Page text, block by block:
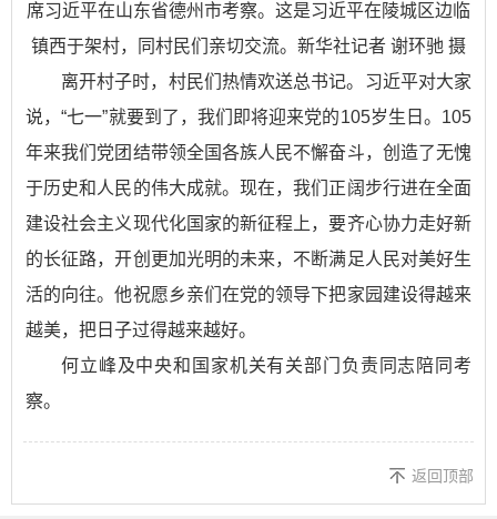
席习近平在山东省德州市考察。这是习近平在陵城区边临
镇西于架村，同村民们亲切交流。新华社记者 谢环驰 摄
离开村子时，村民们热情欢送总书记。习近平对大家
说，“七一”就要到了，我们即将迎来党的105岁生日。105
年来我们党团结带领全国各族人民不懈奋斗，创造了无愧
于历史和人民的伟大成就。现在，我们正阔步行进在全面
建设社会主义现代化国家的新征程上，要齐心协力走好新
的长征路，开创更加光明的未来，不断满足人民对美好生
活的向往。他祝愿乡亲们在党的领导下把家园建设得越来
越美，把日子过得越来越好。
何立峰及中央和国家机关有关部门负责同志陪同考
察。
返回顶部